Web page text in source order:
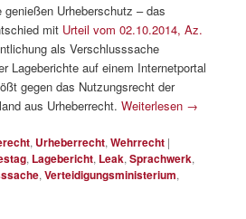
Urheberschutz – das
mit Urteil vom 02.10.2014, Az.
als Verschlusssache
Lageberichte auf einem Internetportal
gegen das Nutzungsrecht der
aus Urheberrecht.Weiterlesen →
, Urheberrecht,Wehrrecht |
, Lagebericht, Leak,Sprachwerk,
,Verteidigungsministerium,